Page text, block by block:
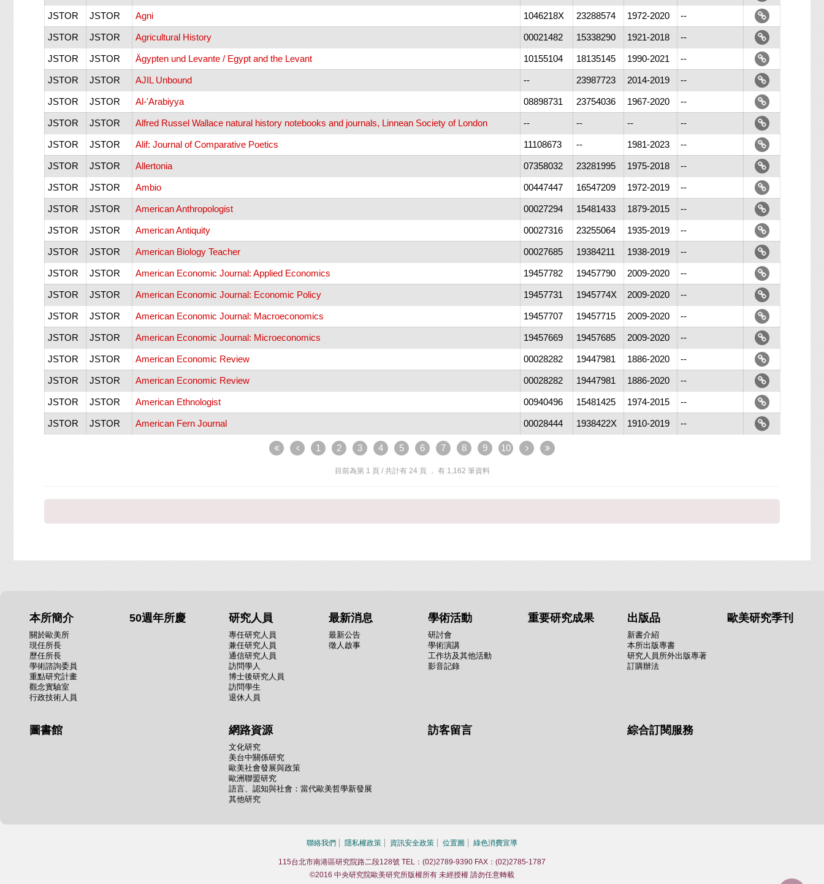
JSTOR JSTOR Agni 1046218X 23288574 1972-2020 --
JSTOR JSTOR Agricultural History 00021482 15338290 1921-2018 --
JSTOR JSTOR Ägypten und Levante / Egypt and the Levant 10155104 18135145 1990-2021 --
JSTOR JSTOR AJIL Unbound -- 23987723 2014-2019 --
JSTOR JSTOR Al-'Arabiyya 08898731 23754036 1967-2020 --
JSTOR JSTOR Alfred Russel Wallace natural history notebooks and journals, Linnean Society of London -- -- -- --
JSTOR JSTOR Alif: Journal of Comparative Poetics 11108673 -- 1981-2023 --
JSTOR JSTOR Allertonia 07358032 23281995 1975-2018 --
JSTOR JSTOR Ambio 00447447 16547209 1972-2019 --
JSTOR JSTOR American Anthropologist 00027294 15481433 1879-2015 --
JSTOR JSTOR American Antiquity 00027316 23255064 1935-2019 --
JSTOR JSTOR American Biology Teacher 00027685 19384211 1938-2019 --
JSTOR JSTOR American Economic Journal: Applied Economics 19457782 19457790 2009-2020 --
JSTOR JSTOR American Economic Journal: Economic Policy 19457731 1945774X 2009-2020 --
JSTOR JSTOR American Economic Journal: Macroeconomics 19457707 19457715 2009-2020 --
JSTOR JSTOR American Economic Journal: Microeconomics 19457669 19457685 2009-2020 --
JSTOR JSTOR American Economic Review 00028282 19447981 1886-2020 --
JSTOR JSTOR American Economic Review 00028282 19447981 1886-2020 --
JSTOR JSTOR American Ethnologist 00940496 15481425 1974-2015 --
JSTOR JSTOR American Fern Journal 00028444 1938422X 1910-2019 --
1 2 3 4 5 6 7 8 9 10
目前為第 1 頁 / 共計有 24頁 ， 有 1,162 筆資料
本所簡介
關於歐美所
現任所長
歷任所長
學術諮詢委員
重點研究計畫
觀念實驗室
行政技術人員
50週年所慶 研究人員
專任研究人員
兼任研究人員
通信研究人員
訪問學人
博士後研究人員
訪問學生
退休人員
最新消息
最新公告
徵人啟事
學術活動
研討會
學術演講
工作坊及其他活動
影音記錄
重要研究成果 出版品
新書介紹
本所出版專書
研究人員所外出版專著
訂購辦法
歐美研究季刊
圖書館 網路資源
文化研究
美台中關係研究
歐美社會發展與政策
歐洲聯盟研究
語言、認知與社會：當代歐美哲學新發展
其他研究
訪客留言 綜合訂閱服務
聯絡我們 隱私權政策 資訊安全政策 位置圖 綠色消費宣導
115台北市南港區研究院路二段128號 TEL：(02)2789-9390 FAX：(02)2785-1787
©2016 中央研究院歐美研究所版權所有 未經授權 請勿任意轉載